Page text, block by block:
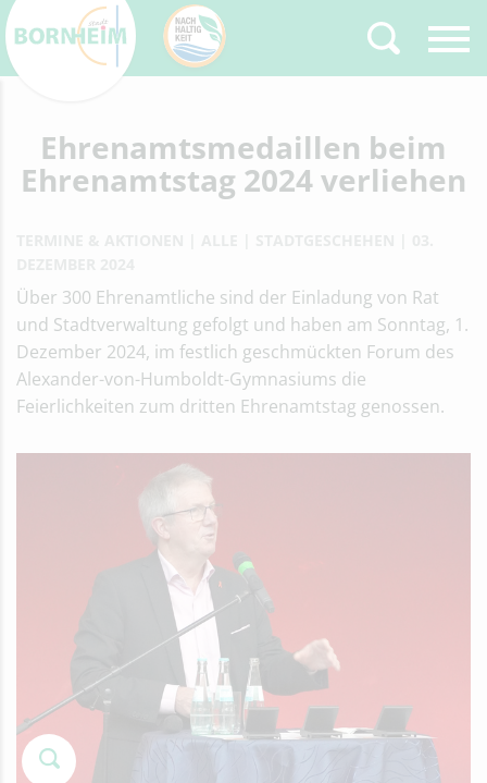
Zurück
Type 2 or more
characters for results.
Ehrenamtsmedaillen beim
Ehrenamtstag 2024 verliehen
Über 300 Ehrenamtliche sind der Einladung von Rat
und Stadtverwaltung gefolgt und haben am Sonntag, 1.
Dezember 2024, im festlich geschmückten Forum des
Alexander-von-Humboldt-Gymnasiums die
Feierlichkeiten zum dritten Ehrenamtstag genossen.